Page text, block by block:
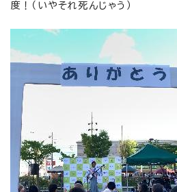
度！（いやそれ死んじゃう）